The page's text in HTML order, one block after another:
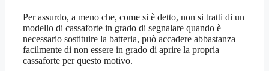
Per assurdo, a meno che, come si è detto, non si tratti di un
modello di cassaforte in grado di segnalare quando è
necessario sostituire la batteria, può accadere abbastanza
facilmente di non essere in grado di aprire la propria
cassaforte per questo motivo.